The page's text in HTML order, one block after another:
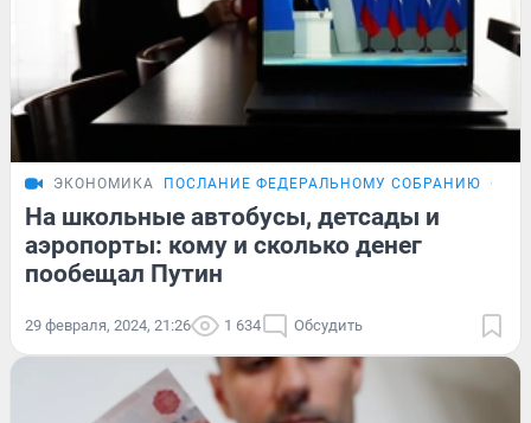
ЭКОНОМИКА ПОСЛАНИЕ ФЕДЕРАЛЬНОМУ СОБРАНИЮ
На школьные автобусы, детсады и
аэропорты: кому и сколько денег
пообещал Путин
29 февраля, 2024, 21:26 1 634 Обсудить